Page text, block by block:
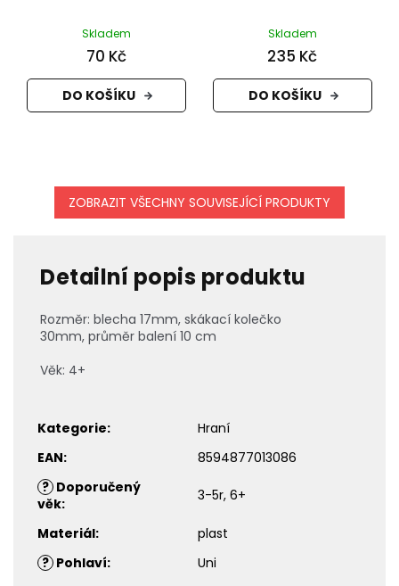
Skladem
70 Kč
DO KOŠÍKU
Skladem
235 Kč
DO KOŠÍKU
ZOBRAZIT VŠECHNY SOUVISEJÍCÍ PRODUKTY
Detailní popis produktu
Rozměr: blecha 17mm, skákací kolečko
30mm, průměr balení 10 cm
Věk: 4+
Kategorie:
Hraní
EAN:
8594877013086
? Doporučený
věk: 3-5r, 6+
Materiál:
plast
? Pohlaví: Uni